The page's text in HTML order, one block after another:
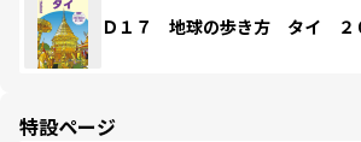
Ｄ１７ 地球の歩き方 タイ ２
特設ページ